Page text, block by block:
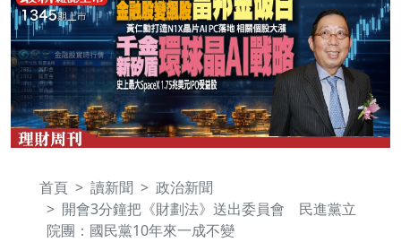
首頁 讀新聞
政治新聞
開會3分鐘把《財劃法》送出委員會 民進黨立
院團：國民黨10年來一成不變